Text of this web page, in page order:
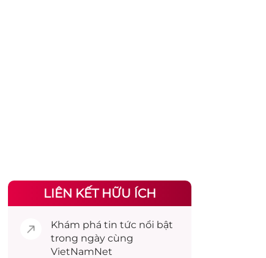
LIÊN KẾT HỮU ÍCH
Khám phá tin tức nổi bật
trong ngày cùng
VietNamNet